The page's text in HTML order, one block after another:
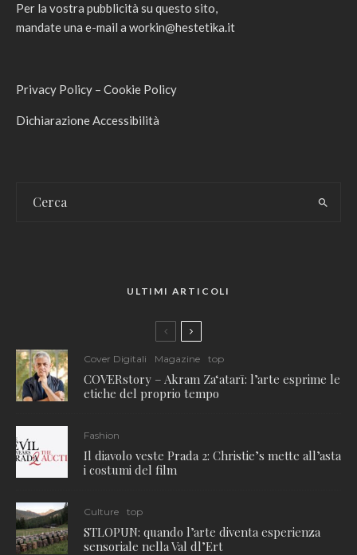
Per la vostra pubblicità su questo sito,
mandate una e-mail a workin@hestetika.it
Privacy Policy – Cookie Policy
Dichiarazione Accessibilità
ULTIMI ARTICOLI
Cover Digitali Magazine top
COVERstory – Akram Zaʻatarī: l’arte esprime le
etiche del proprio tempo
Fashion
Il diavolo veste Prada 2: Christie’s mette all’asta
i costumi del film
Culture top
STLOPUN: quando l’arte diventa esperienza
sensoriale nella Val dl’Ert